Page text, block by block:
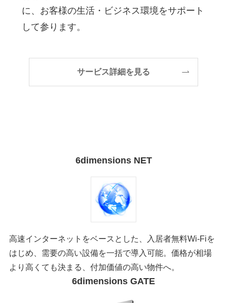
に、お客様の生活・ビジネス環境をサポート
して参ります。
サービス詳細を見る
6dimensions NET
高速インターネットをベースとした、入居者無料Wi-Fiを
はじめ、需要の高い設備を一括で導入可能。価格が相場
より高くても決まる、付加価値の高い物件へ。
6dimensions GATE